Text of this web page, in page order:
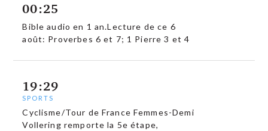
00:25
Bible audio en 1 an.Lecture de ce 6
août: Proverbes 6 et 7; 1 Pierre 3 et 4
19:29
SPORTS
Cyclisme/Tour de France Femmes-Demi
Vollering remporte la 5e étape,